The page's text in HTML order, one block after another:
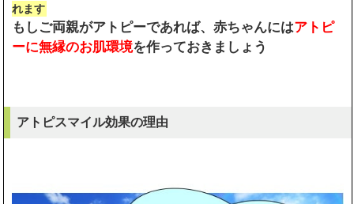
れます
もしご両親がアトピーであれば、赤ちゃんにはアトピ
ーに無縁のお肌環境を作っておきましょう
アトピスマイル効果の理由